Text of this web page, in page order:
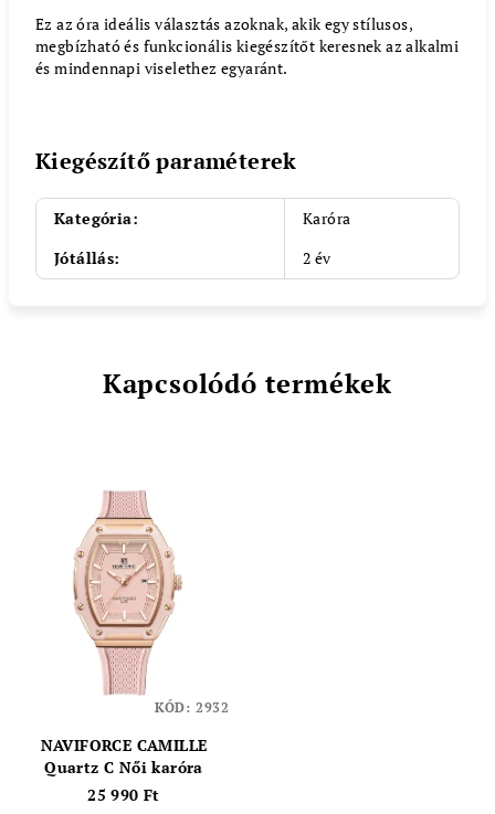
Ez az óra ideális választás azoknak, akik egy stílusos,
megbízható és funkcionális kiegészítőt keresnek az alkalmi
és mindennapi viselethez egyaránt.
Kiegészítő paraméterek
Kategória:
Karóra
Jótállás: 2 év
Kapcsolódó termékek
NAVIFORCE CAMILLE
Quartz C Női karóra
25 990 Ft
KÓD: 2932